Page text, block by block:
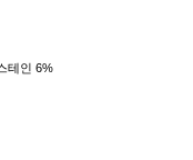
테인 6%